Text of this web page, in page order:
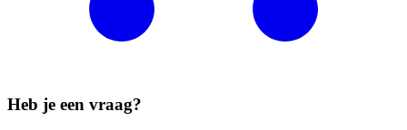
Heb je een vraag?